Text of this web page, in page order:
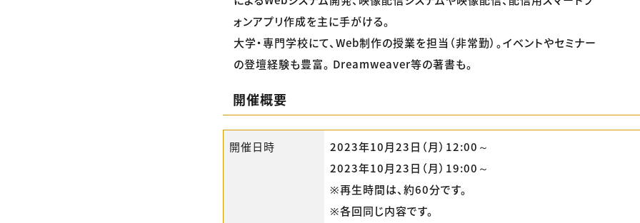
ォンアプリ作成を主に手がける。
大学・専門学校にて、Web制作の授業を担当（非常勤）。イベントやセミナー
の登壇経験も豊富。 Dreamweaver等の著書も。
開催概要
開催日時
2023年10月23日（月）12:00～
2023年10月23日（月）19:00～
※再生時間は、約60分です。
※各回同じ内容です。